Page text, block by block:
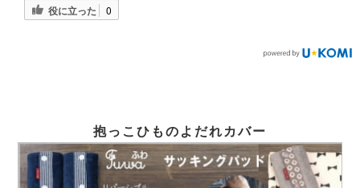
役に立った 0
抱っこひものよだれカバー